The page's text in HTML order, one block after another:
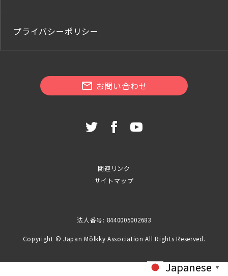
プライバシーポリシー
お問い合わせ
関連リンク
サイトマップ
法人番号: 8440005002683
Copyright © Japan Mölkky Association All Rights Reserved.
Japanese ▼